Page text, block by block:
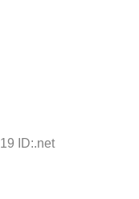
ID:.net